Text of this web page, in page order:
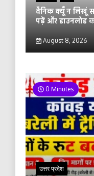
दैनिक क्यूँ न लिखूं
पढ़ें और डाउनलोड
August 8, 2026
0 Minutes
उत्तर प्रदेश